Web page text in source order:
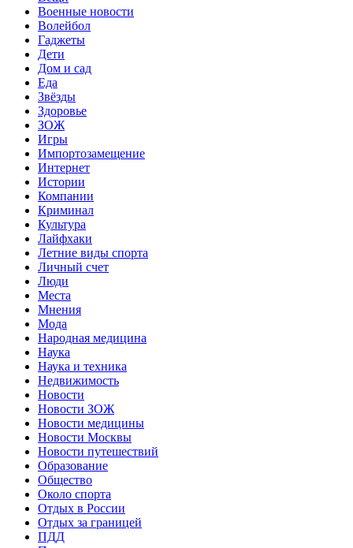
Военные новости
Волейбол
Гаджеты
Дети
Дом и сад
Еда
Звёзды
Здоровье
ЗОЖ
Игры
Импортозамещение
Интернет
Истории
Компании
Криминал
Культура
Лайфхаки
Летние виды спорта
Личный счет
Люди
Места
Мнения
Мода
Народная медицина
Наука
Наука и техника
Недвижимость
Новости
Новости ЗОЖ
Новости медицины
Новости Москвы
Новости путешествий
Образование
Общество
Около спорта
Отдых в России
Отдых за границей
ПДД